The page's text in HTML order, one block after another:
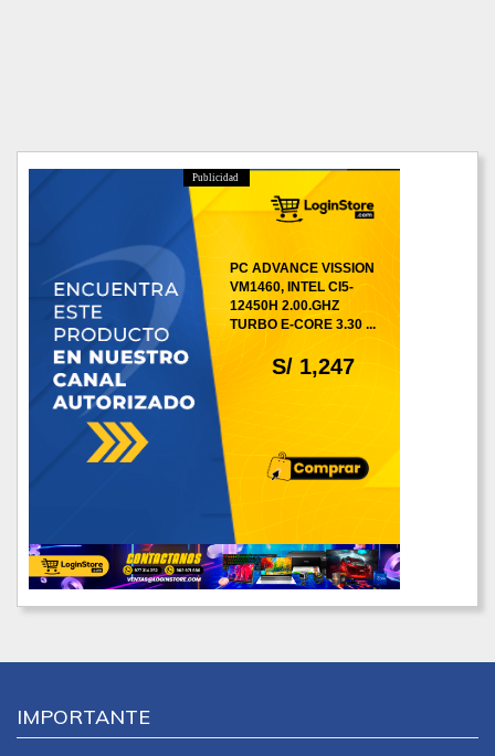
Publicidad
S/ 1,247
PC ADVANCE VISSION
VM1460, INTEL CI5-
12450H 2.00.GHZ
TURBO E-CORE 3.30 ...
IMPORTANTE